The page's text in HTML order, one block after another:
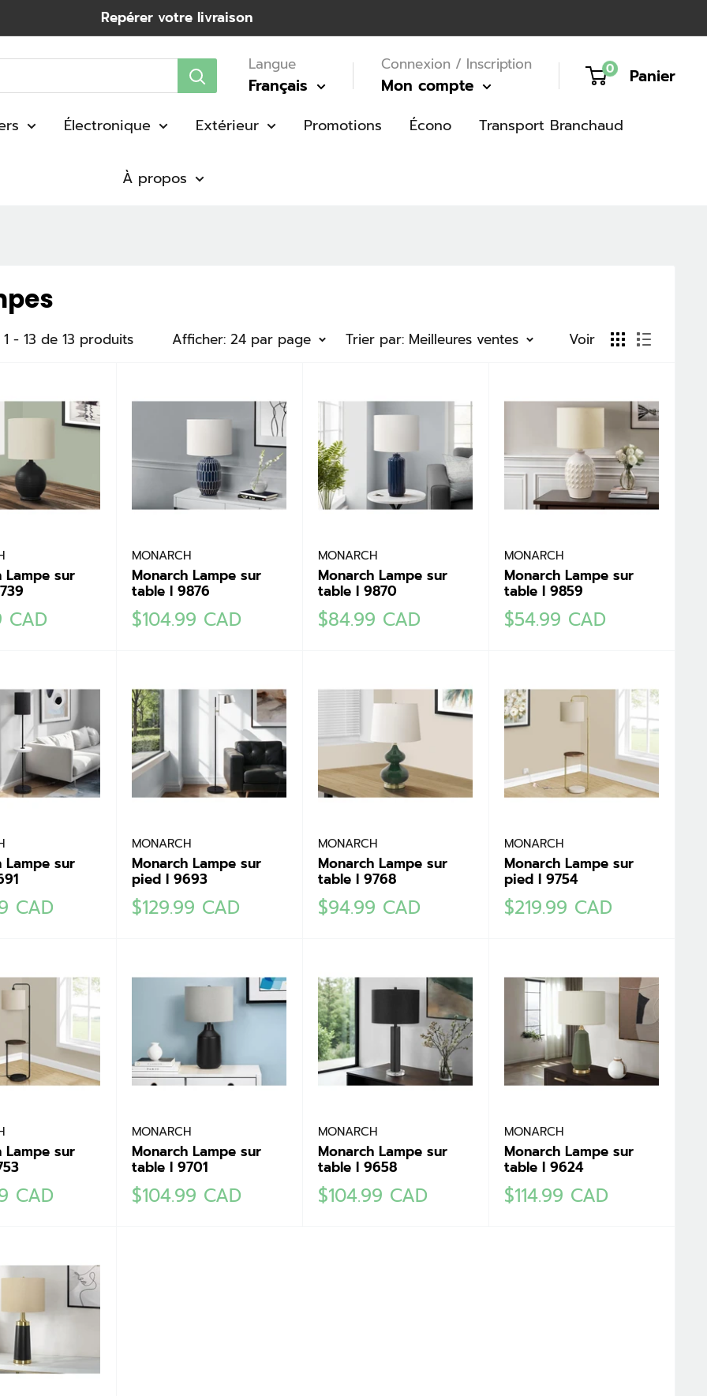
Repérer votre livraison
Langue
Français
Connexion / Inscription
Mon compte
0 Panier
Électronique Extérieur Promotions Écono Transport Branchaud
À propos
- 13 de 13 produits Afficher: 24 par page Trier par: Meilleures ventes Voir
Lampe sur
CAD
MONARCH
Monarch Lampe sur
table I 9876
Prix
$104.99 CAD
MONARCH
Monarch Lampe sur
table I 9870
Prix
$84.99 CAD
MONARCH
Monarch Lampe sur
table I 9859
Prix
$54.99 CAD
Lampe sur
CAD
MONARCH
Monarch Lampe sur
pied I 9693
Prix
$129.99 CAD
MONARCH
Monarch Lampe sur
table I 9768
Prix
$94.99 CAD
MONARCH
Monarch Lampe sur
pied I 9754
Prix
$219.99 CAD
Lampe sur
CAD
MONARCH
Monarch Lampe sur
table I 9701
Prix
$104.99 CAD
MONARCH
Monarch Lampe sur
table I 9658
Prix
$104.99 CAD
MONARCH
Monarch Lampe sur
table I 9624
Prix
$114.99 CAD